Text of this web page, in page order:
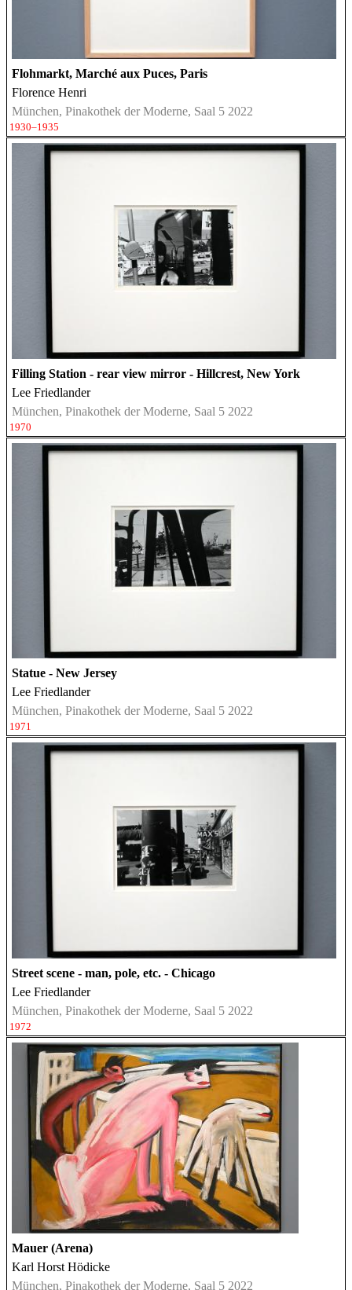
Flohmarkt, Marché aux Puces, Paris
Florence Henri
München, Pinakothek der Moderne, Saal 5 2022
1930–1935
Filling Station - rear view mirror - Hillcrest, New York
Lee Friedlander
München, Pinakothek der Moderne, Saal 5 2022
1970
Statue - New Jersey
Lee Friedlander
München, Pinakothek der Moderne, Saal 5 2022
1971
Street scene - man, pole, etc. - Chicago
Lee Friedlander
München, Pinakothek der Moderne, Saal 5 2022
1972
Mauer (Arena)
Karl Horst Hödicke
München, Pinakothek der Moderne, Saal 5 2022